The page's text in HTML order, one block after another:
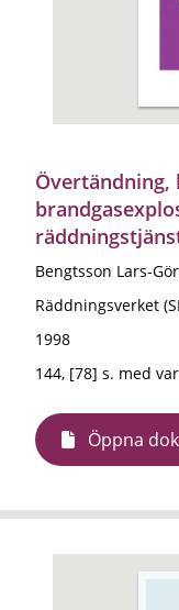
Övertändning,
Bengtsson Lars-
Räddningsverket
1998
144, [78] s. med
Öppna